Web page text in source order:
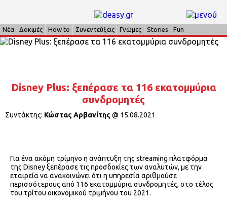
Νέα Δοκιμές How to Συνεντεύξεις Γνώμες Stories Fun
Disney Plus: ξεπέρασε τα 116 εκατομμύρια
συνδρομητές
Συντάκτης: Κώστας Αρβανίτης @ 15.08.2021
Για ένα ακόμη τρίμηνο η ανάπτυξη της streaming πλατφόρμα
της Disney ξεπέρασε τις προσδοκίες των αναλυτών, με την
εταιρεία να ανακοινώνει ότι η υπηρεσία αριθμούσε
περισσότερους από 116 εκατομμύρια συνδρομητές, στο τέλος
του τρίτου οικονομικού τριμήνου του 2021.